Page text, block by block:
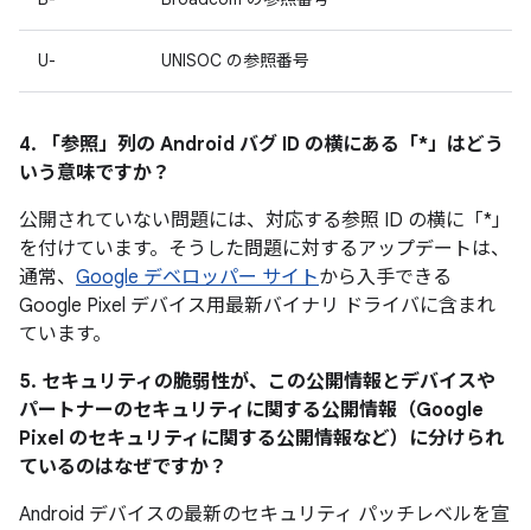
U- UNISOC の参照番号
4. 「参照」 列の Android バグ ID の横にある「*」はどう
いう意味ですか？
公開されていない問題には、対応する参照 ID の横に「*」
を付けています。そうした問題に対するアップデートは、
通常、 Google デベロッパー サイトから入手できる
Google Pixel デバイス用最新バイナリ ドライバに含まれ
ています。
5. セキュリティの脆弱性が、この公開情報とデバイスや
パートナーのセキュリティに関する公開情報（Google
Pixel のセキュリティに関する公開情報など）に分けられ
ているのはなぜですか？
Android デバイスの最新のセキュリティ パッチレベルを宣